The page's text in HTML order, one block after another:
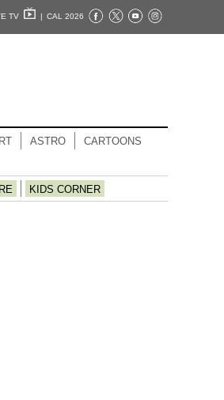
TV | CAL 2026
ASTRO CARTOONS
KIDS CORNER